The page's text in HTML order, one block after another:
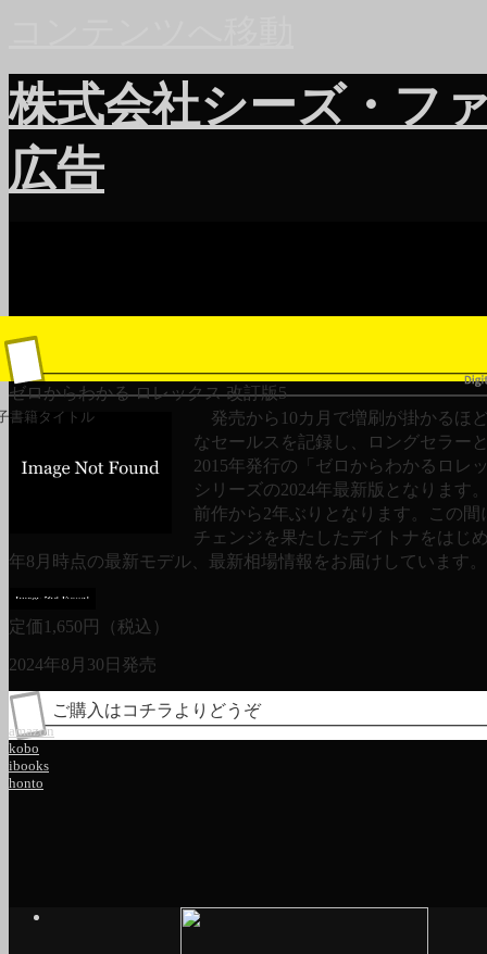
株式会社シーズ・フ
広告
書籍タイトル
ゼロからわかる ロレックス 改訂版5
発売から10カ月で増刷が掛かるほ
なセールスを記録し、ロングセラー
2015年発行の「ゼロからわかるロレ
シリーズの2024年最新版となります
前作から2年ぶりとなります。この間
チェンジを果たしたデイトナをはじ
年8月時点の最新モデル、最新相場情報をお届けしています。
定価1,650円（税込）
2024年8月30日発売
ご購入はコチラよりどうぞ
amazon
kobo
ibooks
honto